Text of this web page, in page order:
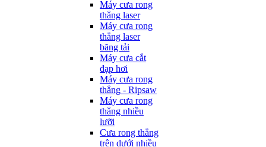
Máy cưa rong
thẳng laser
Máy cưa rong
thẳng laser
băng tải
Máy cưa cắt
đạp hơi
Máy cưa rong
thẳng - Ripsaw
Máy cưa rong
thẳng nhiều
lưỡi
Cưa rong thẳng
trên dưới nhiều